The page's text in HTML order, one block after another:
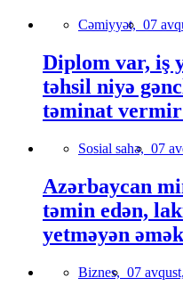
Cəmiyyət, 07
Diplom var, iş
təhsil niyə
təminat
Sosial sahə, 07
Azərbaycan
təmin edən,
yetməyən
Biznes, 07